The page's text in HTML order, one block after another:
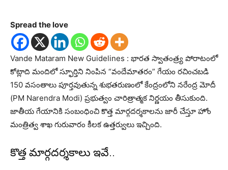
Spread the love
Vande Mataram New Guidelines : భారత స్వాతంత్ర్య పోరాటంలో
కోట్లాది మందిలో స్ఫూర్తిని నింపిన “వందేమాతరం” గేయం రచించబడి
150 వసంతాలు పూర్తవుతున్న శుభతరుణంలో కేంద్రంలోని నరేంద్ర మోదీ
(PM Narendra Modi) ప్రభుత్వం చారిత్రాత్మక నిర్ణయం తీసుకుంది.
జాతీయ గేయానికి సంబంధించి కొత్త మార్గదర్శకాలను జారీ చేస్తూ హోం
మంత్రిత్వ శాఖ గురువారం కీలక ఉత్తర్వులు ఇచ్చింది.
కొత్త మార్గదర్శకాలు ఇవే..